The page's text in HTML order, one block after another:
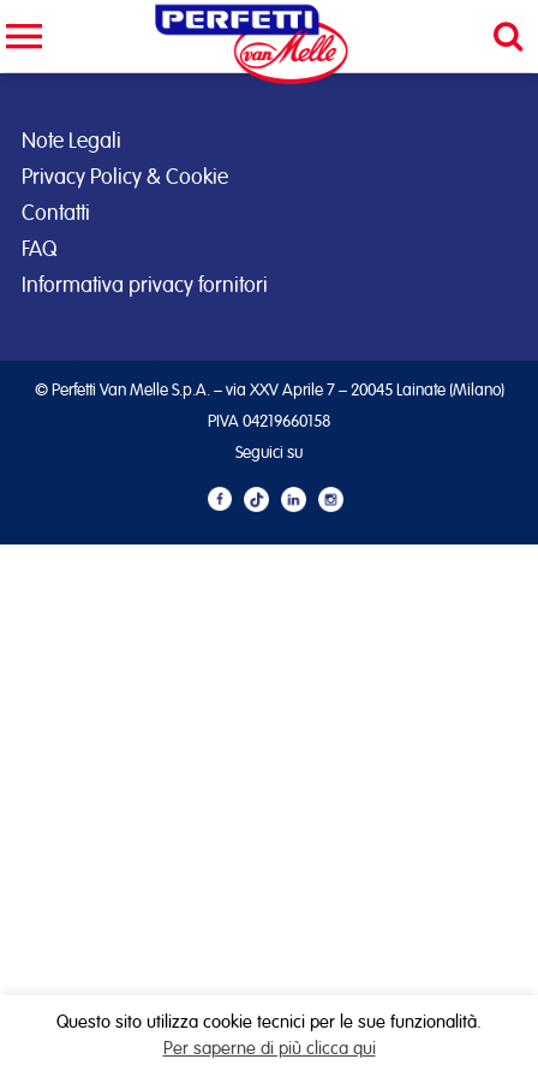
Note Legali
Privacy Policy & Cookie
Contatti
FAQ
Informativa privacy fornitori
© Perfetti Van Melle S.p.A. – via XXV Aprile 7 – 20045 Lainate (Milano)
PIVA 04219660158
Seguici su
Questo sito utilizza cookie tecnici per le sue funzionalità.
Per saperne di più clicca qui